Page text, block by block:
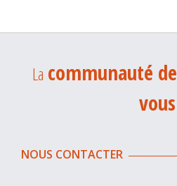
La communauté
vous
NOUS CONTACTER